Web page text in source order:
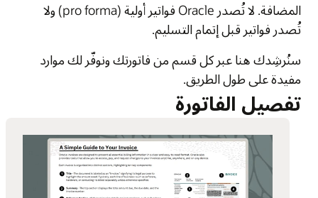
المضافة. لا تُصدر Oracle فواتير أولية (pro forma) ولا
تُصدر فواتير قبل إتمام التسليم.
سنُرشِدك هنا عبر كل قسم من فاتورتك ونوفّر لك موارد
مفيدة على طول الطريق.
تفصيل الفاتورة